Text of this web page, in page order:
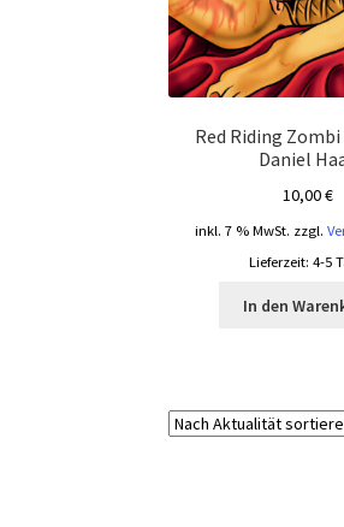
Red Riding Zombi
Daniel
10,00€
inkl. 7 % MwSt. zzgl.
Lieferzeit: 4-5
In den